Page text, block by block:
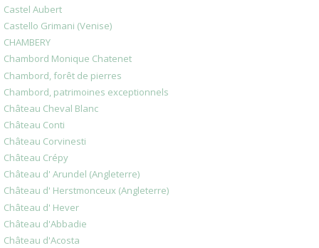
Castel Aubert
Castello Grimani (Venise)
CHAMBERY
Chambord Monique Chatenet
Chambord, forêt de pierres
Chambord, patrimoines exceptionnels
Château Cheval Blanc
Château Conti
Château Corvinesti
Château Crépy
Château d' Arundel (Angleterre)
Château d' Herstmonceux (Angleterre)
Château d' Hever
Château d'Abbadie
Château d'Acosta